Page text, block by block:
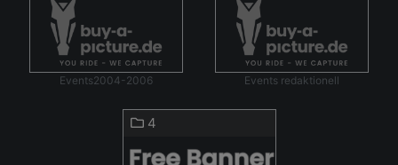
Events2004-2006 Events redaktionell
4